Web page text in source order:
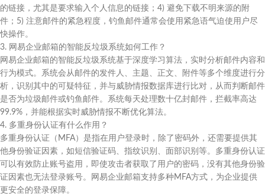
的链接，尤其是要求输入个人信息的链接；4) 避免下载不明来源的附
件；5) 注意邮件的紧急程度，钓鱼邮件通常会使用紧急语气迫使用户尽
快操作。
3. 网易企业邮箱的智能反垃圾系统如何工作？
网易企业邮箱的智能反垃圾系统基于深度学习算法，实时分析邮件内容和
行为模式。系统会从邮件的发件人、主题、正文、附件等多个维度进行分
析，识别其中的可疑特征，并与威胁情报数据库进行比对，从而判断邮件
是否为垃圾邮件或钓鱼邮件。系统每天处理数十亿封邮件，拦截率高达
99.9%，并能根据实时威胁情报不断优化算法。
4. 多重身份认证有什么作用？
多重身份认证（MFA）是指在用户登录时，除了密码外，还需要提供其
他身份验证因素，如短信验证码、指纹识别、面部识别等。多重身份认证
可以有效防止账号盗用，即使攻击者获取了用户的密码，没有其他身份验
证因素也无法登录账号。网易企业邮箱支持多种MFA方式，为企业提供
更安全的登录保障。